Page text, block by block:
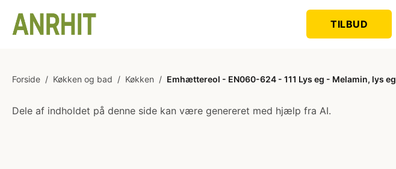
TILBUD
Forside / Køkken og bad / Køkken / Emhættereol - EN060-624 - 111 Lys eg - Melamin, lys eg
Dele af indholdet på denne side kan være genereret med hjælp fra AI.